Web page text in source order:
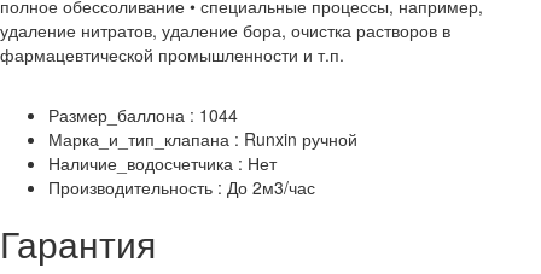
полное обессоливание • специальные процессы, например,
удаление нитратов, удаление бора, очистка растворов в
фармацевтической промышленности и т.п.
Размер_баллона : 1044
Марка_и_тип_клапана : Runxin ручной
Наличие_водосчетчика : Нет
Производительность : До 2м3/час
Гарантия